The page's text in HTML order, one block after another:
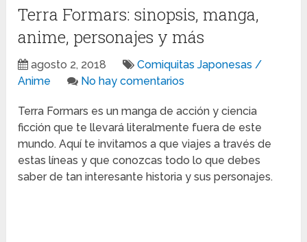
Terra Formars: sinopsis, manga,
anime, personajes y más
agosto 2, 2018
Comiquitas Japonesas /
Anime
No hay comentarios
Terra Formars es un manga de acción y ciencia
ficción que te llevará literalmente fuera de este
mundo. Aquí te invitamos a que viajes a través de
estas líneas y que conozcas todo lo que debes
saber de tan interesante historia y sus personajes.